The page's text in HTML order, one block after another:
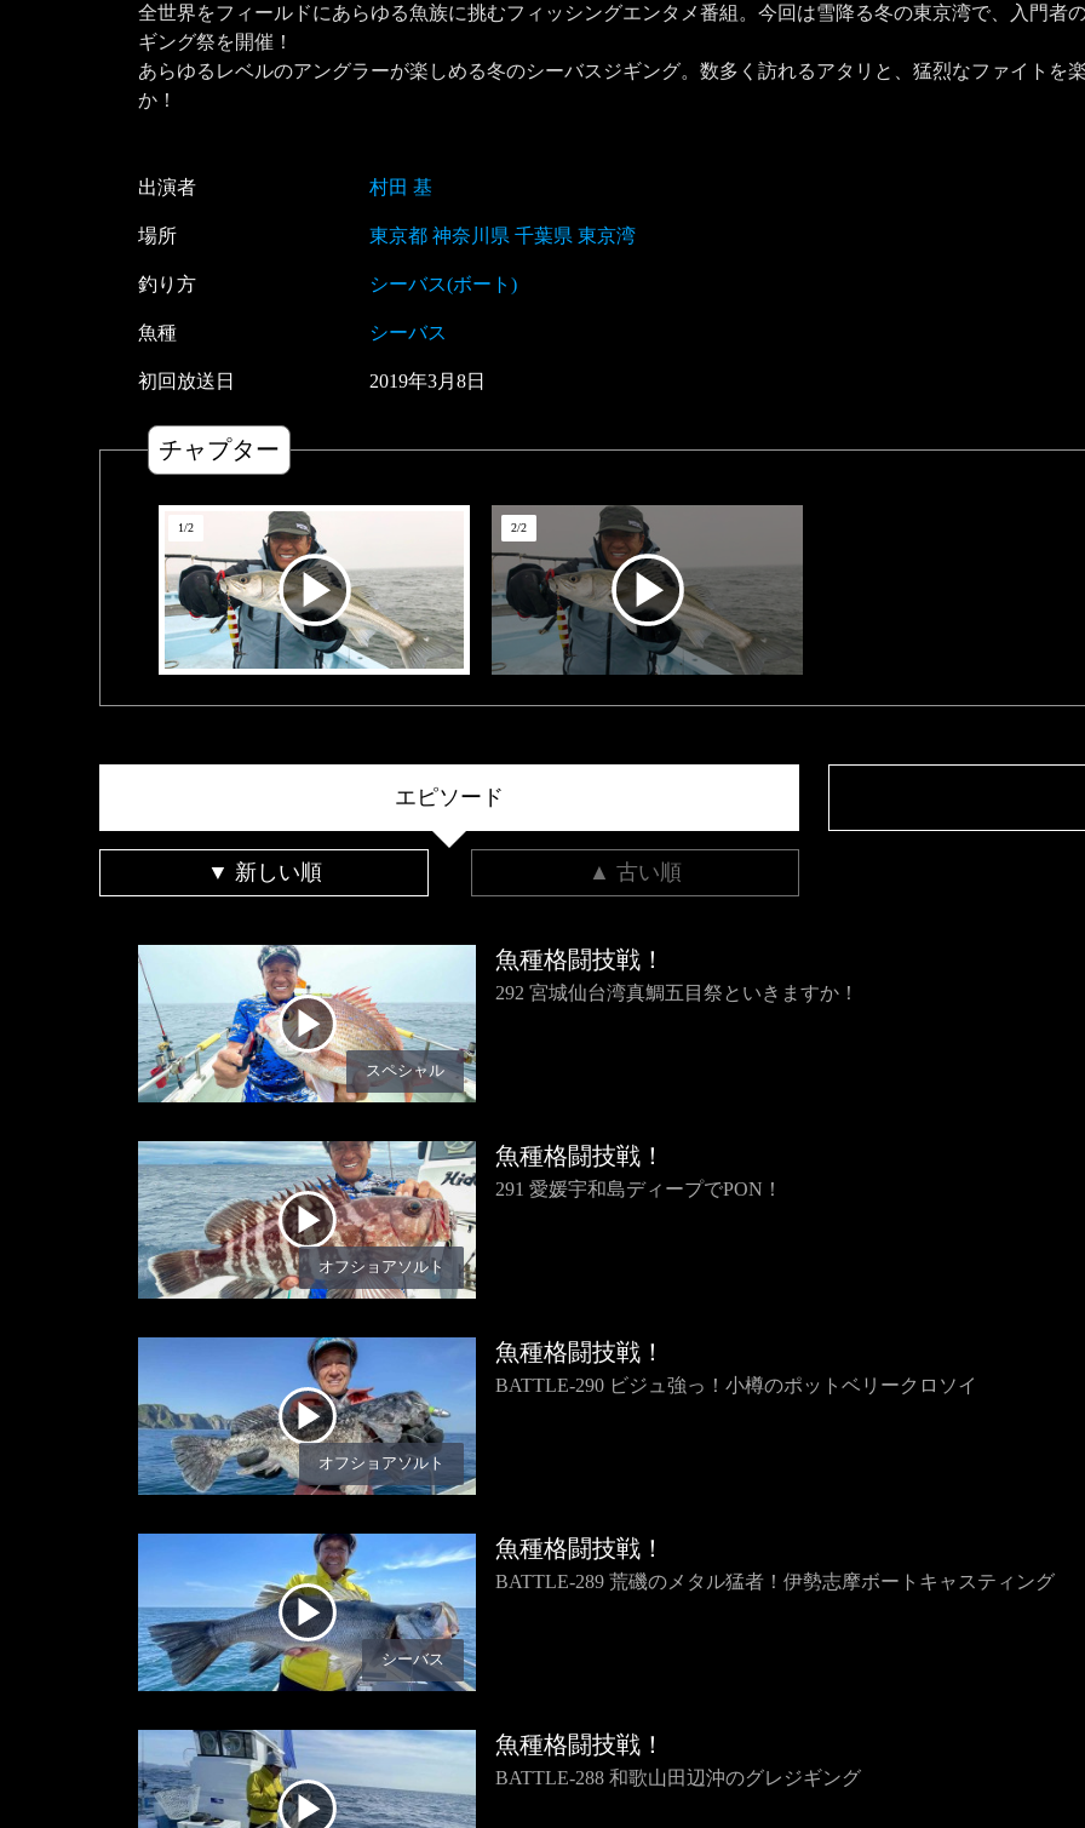
全世界をフィールドにあらゆる魚族に挑むフィッシングエンタメ番組。今回は雪降る冬の東京湾で、入門者
ギング祭を開催！
あらゆるレベルのアングラーが楽しめる冬のシーバスジギング。数多く訪れるアタリと、猛烈なファイトを
か！
出演者 村田 基
場所 東京都 神奈川県 千葉県 東京湾
釣り方 シーバス(ボート)
魚種 シーバス
初回放送日 2019年3月8日
チャプター
1/2 2/2
エピソード
▼ 新しい順 ▲ 古い順
スペシャル
魚種格闘技戦！
292 宮城仙台湾真鯛五目祭といきますか！
オフショアソルト
魚種格闘技戦！
291 愛媛宇和島ディープでPON！
オフショアソルト
魚種格闘技戦！
BATTLE-290 ビジュ強っ！小樽のポットベリークロソイ
シーバス
魚種格闘技戦！
BATTLE-289 荒磯のメタル猛者！伊勢志摩ボートキャスティング
魚種格闘技戦！
BATTLE-288 和歌山田辺沖のグレジギング